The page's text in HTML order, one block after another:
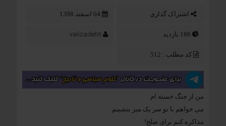
اشتراک گذاری 04 اسفند 1398
valizadehh
کد مطلب : 512
من از جنگ خسته ام
می خواهم با تو سر یک میز بنشینم
مذاکره کنم برای صلح!